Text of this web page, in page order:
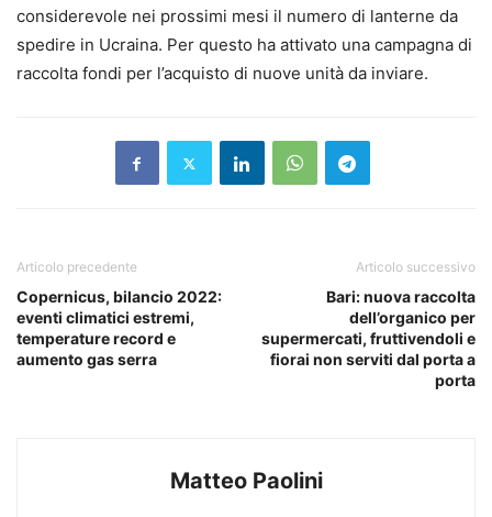
considerevole nei prossimi mesi il numero di lanterne da
spedire in Ucraina. Per questo ha attivato una campagna di
raccolta fondi per l’acquisto di nuove unità da inviare.
Articolo precedente
Copernicus, bilancio 2022:
eventi climatici estremi,
temperature record e
aumento gas serra
Articolo successivo
Bari: nuova raccolta
dell’organico per
supermercati, fruttivendoli e
fiorai non serviti dal porta a
porta
Matteo Paolini